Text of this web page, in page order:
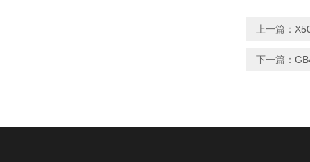
上一篇：
下一篇：